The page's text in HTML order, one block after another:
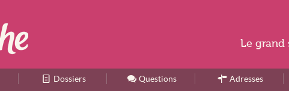
Accueil
Dossiers Questions Adresses
Le grand